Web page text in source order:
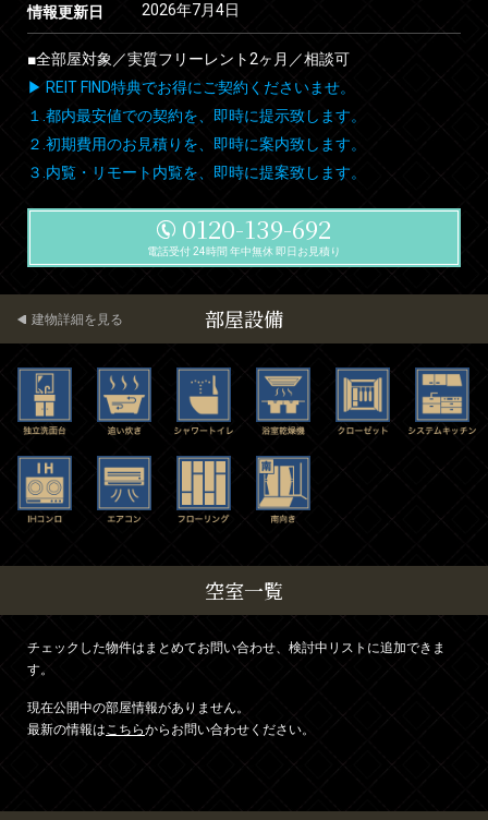
情報更新日 2026年7月4日
■全部屋対象／実質フリーレント2ヶ月／相談可
▶ REIT FIND特典でお得にご契約くださいませ。
１.都内最安値での契約を、即時に提示致します。
２.初期費用のお見積りを、即時に案内致します。
３.内覧・リモート内覧を、即時に提案致します。
0120-139-692
電話受付 24時間 年中無休 即日お見積り
部屋設備
建物詳細を見る
空室一覧
チェックした物件はまとめてお問い合わせ、検討中リストに追加できま
す。
現在公開中の部屋情報がありません。
最新の情報はこちらからお問い合わせください。